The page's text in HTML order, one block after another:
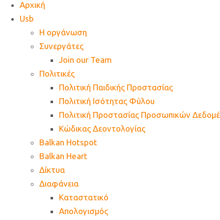
Αρχική
Usb
Η οργάνωση
Συνεργάτες
Join our Team
Πολιτικές
Πολιτική Παιδικής Προστασίας
Πολιτική Ισότητας Φύλου
Πολιτική Προστασίας Προσωπικών
Κώδικας Δεοντολογίας
Balkan Hotspot
Balkan Heart
Δίκτυα
Διαφάνεια
Καταστατικό
Απολογισμός